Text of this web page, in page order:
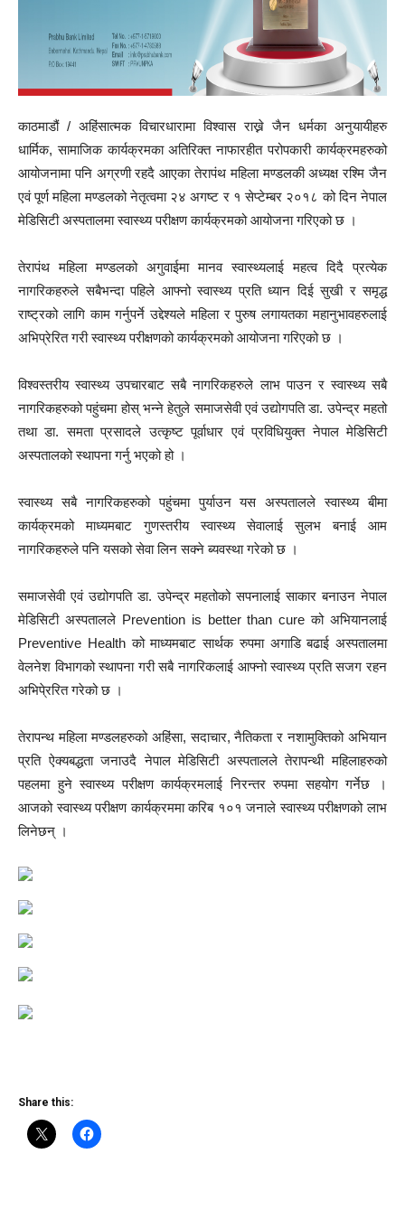
काठमाडौं / अहिंसात्मक विचारधारामा विश्वास राख्ने जैन धर्मका अनुयायीहरु
धार्मिक, सामाजिक कार्यक्रमका अतिरिक्त नाफारहीत परोपकारी कार्यक्रमहरुको
आयोजनामा पनि अग्रणी रहदै आएका तेरापंथ महिला मण्डलकी अध्यक्ष रश्मि जैन
एवं पूर्ण महिला मण्डलको नेतृत्वमा २४ अगष्ट र १ सेप्टेम्बर २०१८ को दिन नेपाल
मेडिसिटी अस्पतालमा स्वास्थ्य परीक्षण कार्यक्रमको आयोजना गरिएको छ ।
तेरापंथ महिला मण्डलको अगुवाईमा मानव स्वास्थ्यलाई महत्व दिदै प्रत्येक
नागरिकहरुले सबैभन्दा पहिले आफ्नो स्वास्थ्य प्रति ध्यान दिई सुखी र समृद्ध
राष्ट्रको लागि काम गर्नुपर्ने उद्देश्यले महिला र पुरुष लगायतका महानुभावहरुलाई
अभिप्रेरित गरी स्वास्थ्य परीक्षणको कार्यक्रमको आयोजना गरिएको छ ।
विश्वस्तरीय स्वास्थ्य उपचारबाट सबै नागरिकहरुले लाभ पाउन र स्वास्थ्य सबै
नागरिकहरुको पहुंचमा होस् भन्ने हेतुले समाजसेवी एवं उद्योगपति डा. उपेन्द्र महतो
तथा डा. समता प्रसादले उत्कृष्ट पूर्वाधार एवं प्रविधियुक्त नेपाल मेडिसिटी
अस्पतालको स्थापना गर्नु भएको हो ।
स्वास्थ्य सबै नागरिकहरुको पहुंचमा पुर्याउन यस अस्पतालले स्वास्थ्य बीमा
कार्यक्रमको माध्यमबाट गुणस्तरीय स्वास्थ्य सेवालाई सुलभ बनाई आम
नागरिकहरुले पनि यसको सेवा लिन सक्ने ब्यवस्था गरेको छ ।
समाजसेवी एवं उद्योगपति डा. उपेन्द्र महतोको सपनालाई साकार बनाउन नेपाल
मेडिसिटी अस्पतालले Prevention is better than cure को अभियानलाई
Preventive Health को माध्यमबाट सार्थक रुपमा अगाडि बढाई अस्पतालमा
वेलनेश विभागको स्थापना गरी सबै नागरिकलाई आफ्नो स्वास्थ्य प्रति सजग रहन
अभिपे्ररित गरेको छ ।
तेरापन्थ महिला मण्डलहरुको अहिंसा, सदाचार, नैतिकता र नशामुक्तिको अभियान
प्रति ऐक्यबद्धता जनाउदै नेपाल मेडिसिटी अस्पतालले तेरापन्थी महिलाहरुको
पहलमा हुने स्वास्थ्य परीक्षण कार्यक्रमलाई निरन्तर रुपमा सहयोग गर्नेछ ।
आजको स्वास्थ्य परीक्षण कार्यक्रममा करिब १०१ जनाले स्वास्थ्य परीक्षणको लाभ
लिनेछन् ।
Share this: